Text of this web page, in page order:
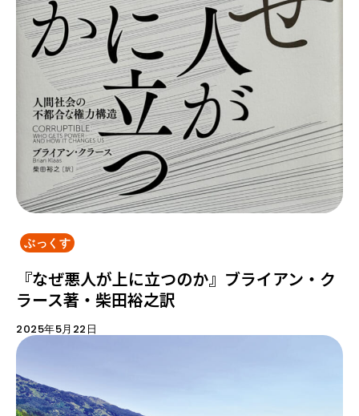
ぶっくす
『なぜ悪人が上に立つのか』ブライアン・ク
ラース著・柴田裕之訳
2025年5月22日